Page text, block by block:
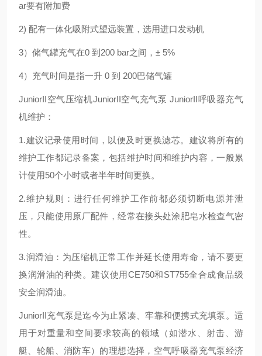
ar要有附加费
2) 配有一体化吸附式望远装置，选用进口发动机
3）储气罐充气在0 到200 bar之间，± 5%
4）充气时间是指一升 0 到 200巴储气罐
JuniorII空气压缩机JuniorII空气充气泵 JuniorII呼吸器充气
机维护：
1.建议记录使用时间，以便及时更换滤芯。建议将所有的
维护工作都记录备案，包括维护时间和维护内容，一般累
计使用50个小时或者半年时间更换。
2.维护规则：进行任何维护工作前都必须切断电源并泄
压，只能使用原厂配件，经常在接头处涂肥皂水检查气密
性。
3.润滑油：为压缩机正常工作并延长使用寿命，请不要更
换润滑油的种类。建议使用CE750和ST755全合成食品级
安全润滑油。
JuniorII充气泵是迄今为止紧凑、牢靠和便携式充填泵。适
用于对重量和空间要求较高的领域（如潜水、射击、游
艇、轮船、消防车）的理想选择，空气呼吸器充气泵经济